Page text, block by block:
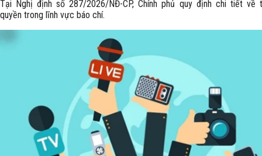
Tại Nghị định số 287/2026/NĐ-CP, Chính phủ quy định chi tiết về
quyền trong lĩnh vực báo chí.